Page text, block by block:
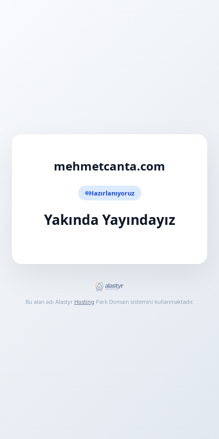
mehmetcanta.com
Hazırlanıyoruz
Yakında Yayındayız
Bu alan adı Alastyr Hosting Park Domain sistemini kullanmaktadır.